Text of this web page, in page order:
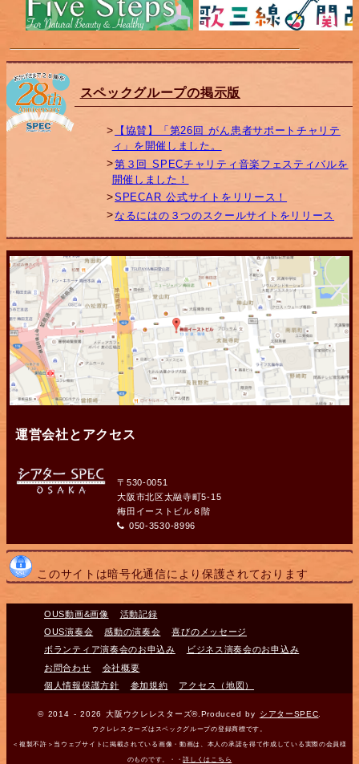
スペックグループの掲示版
【協賛】「第26回 がん患者サポートチャリテ
ィ」を開催しました。
第３回 SPECチャリティ音楽フェスティバルを
開催しました！
SPECAR 公式サイトをリリース！
なるにはの３つのスクールサイトをリリース
運営会社とアクセス
〒530-0051
大阪市北区太融寺町5-15
梅田イーストビル８階
050-3530-8996
このサイトは暗号化通信により保護されております
OUS動画&画像
活動記録
OUS演奏会
感動の演奏会
喜びのメッセージ
ボランティア演奏会のお申込み
ビジネス演奏会のお申込み
お問合わせ
会社概要
個人情報保護方針
参加規約 アクセス（地図）
© 2014 - 2026 大阪ウクレレスターズ®.Produced by シアターSPEC
ウクレレスターズはスペックグループの登録商標です。
＜複製不許＞当ウェブサイトに掲載されている画像・動画は、本人の承諾を得て作成している実際の会員様
のものです。・・詳しくはこちら